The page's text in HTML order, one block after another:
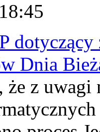
dotyczący
Dnia
z uwagi